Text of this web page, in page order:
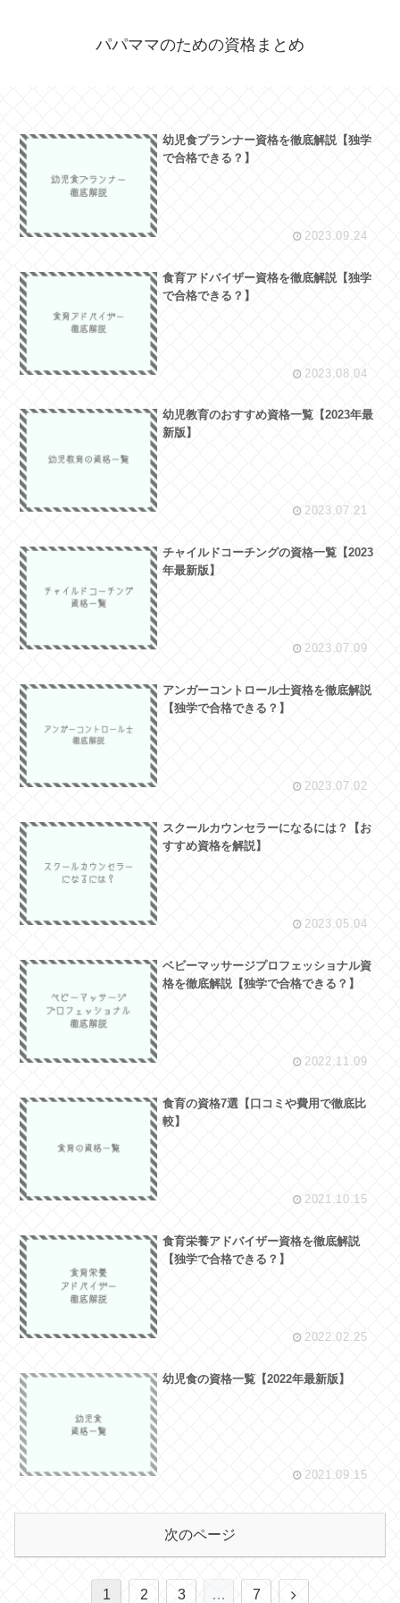
パパママのための資格まとめ
幼児食プランナー資格を徹底解説【独学
で合格できる？】
2023.09.24
食育アドバイザー資格を徹底解説【独学
で合格できる？】
2023.08.04
幼児教育のおすすめ資格一覧【2023年最
新版】
2023.07.21
チャイルドコーチングの資格一覧【2023
年最新版】
2023.07.09
アンガーコントロール士資格を徹底解説
【独学で合格できる？】
2023.07.02
スクールカウンセラーになるには？【お
すすめ資格を解説】
2023.05.04
ベビーマッサージプロフェッショナル資
格を徹底解説【独学で合格できる？】
2022.11.09
食育の資格7選【口コミや費用で徹底比
較】
2021.10.15
食育栄養アドバイザー資格を徹底解説
【独学で合格できる？】
2022.02.25
幼児食の資格一覧【2022年最新版】
2021.09.15
次のページ
1 2 3 … 7 次